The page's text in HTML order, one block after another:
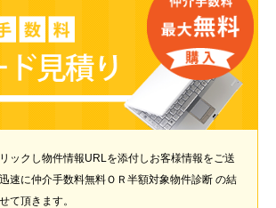
ックし物件情報URLを添付しお客様情報をご送
速に仲介手数料無料ＯＲ半額対象物件診断 の結
て頂きます。